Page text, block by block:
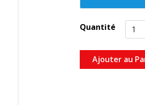
Quantité
Ajouter au